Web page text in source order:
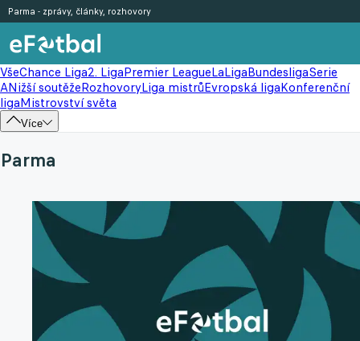
VšeChance Liga2. LigaPremier LeagueLaLigaBundesligaSerie
ANižší soutěžeRozhovoryLiga mistrůEvropská ligaKonferenční
ligaMistrovství světa
Více
Parma - zprávy, články, rozhovory
Parma